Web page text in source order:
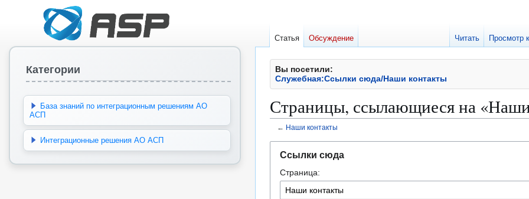
Вы посетили:
Служебная:Ссылки сюда/Наши контакты
Страницы, ссылающиеся на
← Наши контакты
навигации
поиску
Ссылки сюда
Страница:
Статья Обсуждение Читать Просмотр
Категории
База знаний по интеграционным решениям АО
АСП
Интеграционные решения АО АСП